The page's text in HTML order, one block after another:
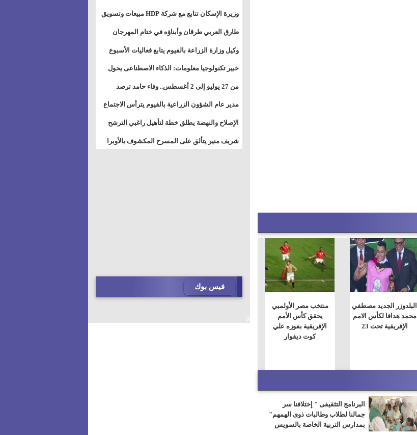
البلدوزر الجديد مصطفي
محمد هدافا لكأس الامم
الإفريقية تحت 23
منتخب مصر الأولمبي
يحقق كأس الأمم
الإفريقية بفوزه علي
كوت ديفوار
البرنامج التثقيفى " إختلافنا سر
جمالنا لطلاب وطالبات ذوى الهمهم"
بمدارس التربية الخاصة بالسويس
وزيرة الإسكان تتابع مع شركة HDP مبيعات وتسويق
مشروعات المدن الجديدة
طارق العربي طرقان وأبناؤه في ختام المهرجان
الصيفي للموسيقى والغناء بالمسرح المكشوف
وكيل وزارة الزراعة بالفيوم يتابع فعاليات الأسبوع
خبير تكنولوجيا معلومات: الذكاء الاصطناعى يحول
المستخدم إلى سلعة فى اقتصاد الانتباه
من 27 يوليو إلى 2 أغسطس.. وفاء حامد ترصد
تأثيرات أقوى الاتصالات الفلكية على الأبراج
مدير عام الشؤون الزراعية بالفيوم يترأس الاجتماع
الدوري لمتابعة الحصر الحيازي الجديدة
الإصلاح والنهضة يطلق خطة لتأهيل راغبي الترشح
للمجالس الشعبية المحلية ويستعرض خطط أماناته
بالمحافظات
شريف منير يتألق على المسرح المكشوف بالأوبرا
فيس بوك
a